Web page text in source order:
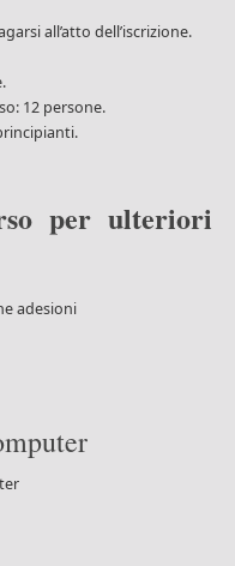
all’atto dell’iscrizione.
12 persone.
per ulteriori
adesioni